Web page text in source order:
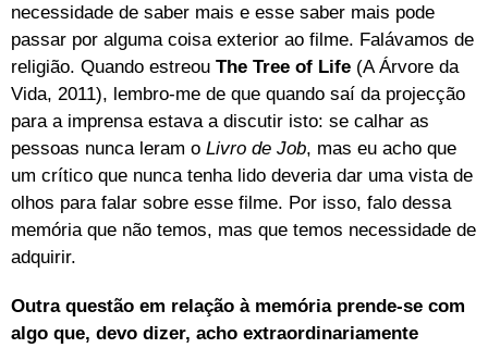
necessidade de saber mais e esse saber mais pode
passar por alguma coisa exterior ao filme. Falávamos de
religião. Quando estreou The Tree of Life (A Árvore da
Vida, 2011), lembro-me de que quando saí da projecção
para a imprensa estava a discutir isto: se calhar as
pessoas nunca leram o Livro de Job, mas eu acho que
um crítico que nunca tenha lido deveria dar uma vista de
olhos para falar sobre esse filme. Por isso, falo dessa
memória que não temos, mas que temos necessidade de
adquirir.
Outra questão em relação à memória prende-se com
algo que, devo dizer, acho extraordinariamente